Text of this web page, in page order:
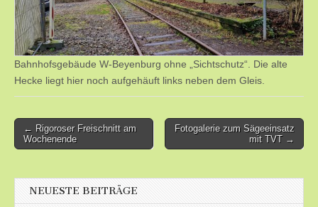
Bahnhofsgebäude W-Beyenburg ohne „Sichtschutz“. Die alte
Hecke liegt hier noch aufgehäuft links neben dem Gleis.
Post
navigation
← Rigoroser Freischnitt am
Wochenende
Fotogalerie zum Sägeeinsatz
mit TVT →
NEUESTE BEITRÄGE